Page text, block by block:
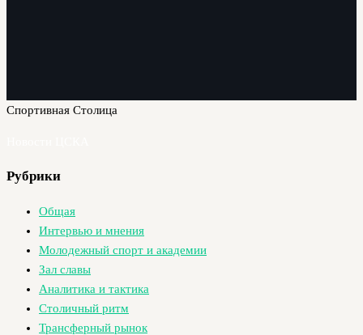
Спортивная Столица
Рубрики
Общая
Интервью и мнения
Молодежный спорт и академии
Зал славы
Аналитика и тактика
Столичный ритм
Трансферный рынок